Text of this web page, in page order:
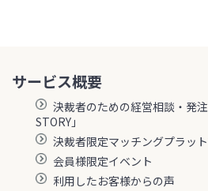
サービス概要
決裁者のための経営相談・発
STORY」
決裁者限定マッチングプラット
会員様限定イベント
利用したお客様からの声